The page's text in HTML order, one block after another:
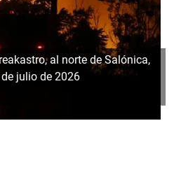
al norte de Salónica,
julio de 2026